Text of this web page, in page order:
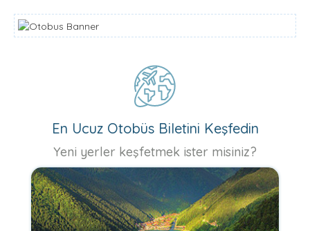
En Ucuz Otobüs Biletini Keşfedin
Yeni yerler keşfetmek ister misiniz?